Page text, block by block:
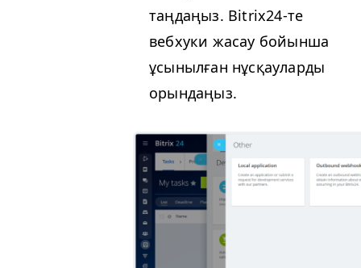
таңдаңыз. Bitrix24-те
вебхуки жасау бойынша
ұсынылған нұсқауларды
орындаңыз.